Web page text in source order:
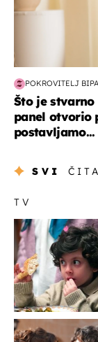
POKROVITELJ BIPA
Što je
panel otvorio
postavljamo...
SVI
TV